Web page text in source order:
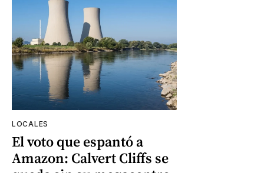
LOCALES
El voto que espantó a
Amazon: Calvert Cliffs se